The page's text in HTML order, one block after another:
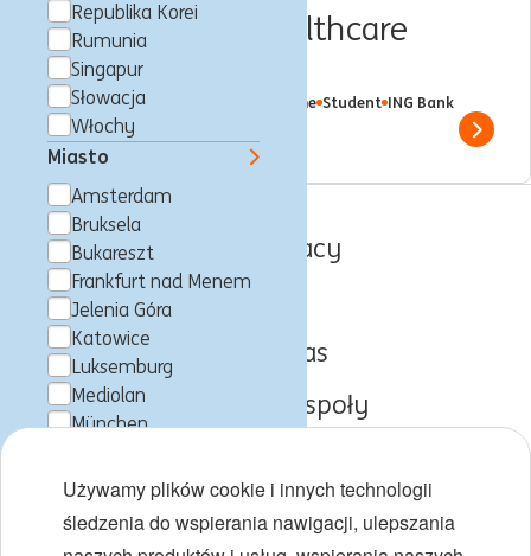
Republika Korei
Rumunia
Singapur
Słowacja
Włochy
Miasto
Amsterdam
Bruksela
Bukareszt
Frankfurt nad Menem
Jelenia Góra
Katowice
Luksemburg
Mediolan
München
Singapore
Sydney
Taguig
Intern, TMT & Healthcare
Finance
Singapore, Singapur Full time Student ING Bank
Show
Oferty pracy
Poznaj nas
Obszary i zespoły
Różnorodność i inkluzywność
Używamy plików cookie i innych technologii
śledzenia do wspierania nawigacji, ulepszania